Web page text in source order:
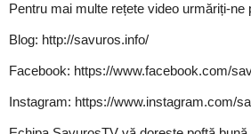
Pentru mai multe rețete video urmăriți-ne
Blog: http://savuros.info/
Facebook: https://www.facebook.com/
Instagram: https://www.instagram.com/